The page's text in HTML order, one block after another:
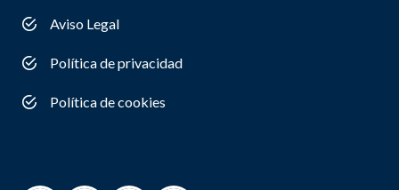
Aviso Legal
Política de privacidad
Política de cookies